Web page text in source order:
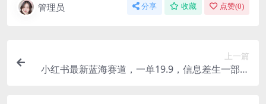
管理员 分享 收藏 点赞(0)
上一篇
小红书最新蓝海赛道，一单19.9，信息差生一部手